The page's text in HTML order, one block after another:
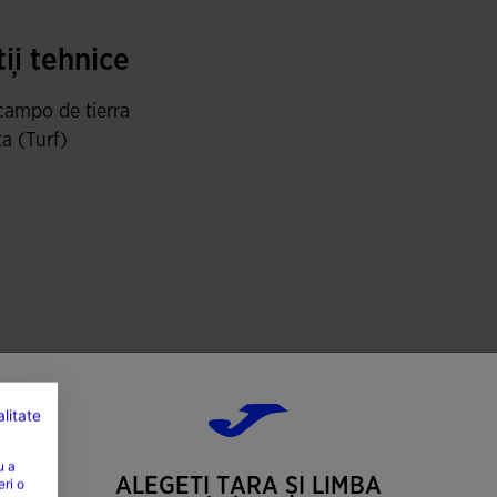
tehnice
de tierra
(Turf)
ALEGEȚI ȚARA ȘI LIMBA
a
o